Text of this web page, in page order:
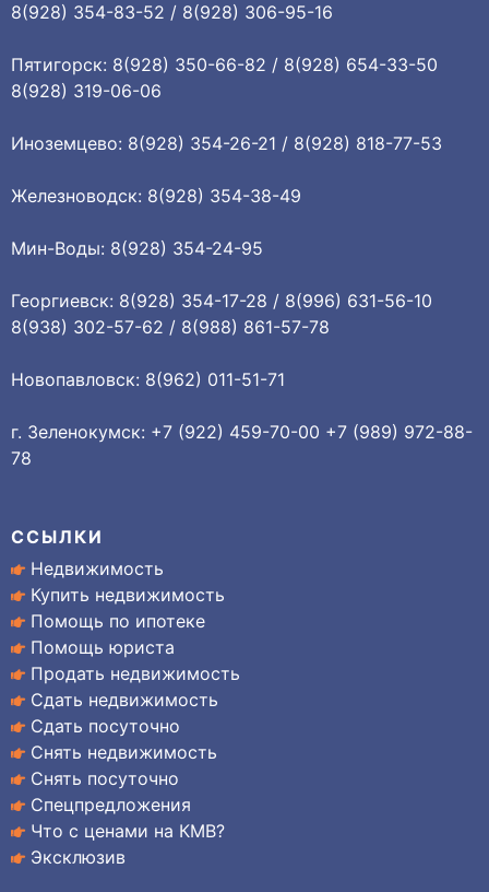
8(928) 354-83-52 / 8(928) 306-95-16
Пятигорск: 8(928) 350-66-82 / 8(928) 654-33-50
8(928) 319-06-06
Иноземцево: 8(928) 354-26-21 / 8(928) 818-77-53
Железноводск: 8(928) 354-38-49
Мин-Воды: 8(928) 354-24-95
Георгиевск: 8(928) 354-17-28 / 8(996) 631-56-10
8(938) 302-57-62 / 8(988) 861-57-78
Новопавловск: 8(962) 011-51-71
г. Зеленокумск: +7 (922) 459-70-00 +7 (989) 972-88-
78
ССЫЛКИ
Недвижимость
Купить недвижимость
Помощь по ипотеке
Помощь юриста
Продать недвижимость
Сдать недвижимость
Сдать посуточно
Снять недвижимость
Снять посуточно
Спецпредложения
Что с ценами на КМВ?
Эксклюзив